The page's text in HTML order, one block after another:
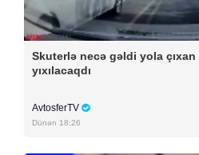
Skuterlə necə gəldi yola
yıxılacaqdı
AvtosferTV
Dünən 18:26